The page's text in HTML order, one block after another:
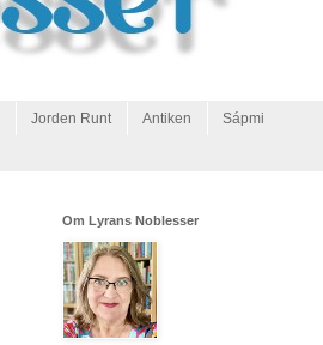
Jorden Runt Antiken Sápmi
Om Lyrans Noblesser